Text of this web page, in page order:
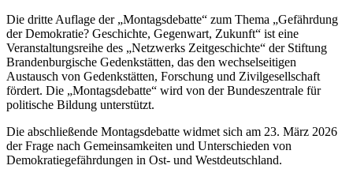
Die dritte Auflage der „Montagsdebatte“ zum Thema „Gefährdung
der Demokratie? Geschichte, Gegenwart, Zukunft“ ist eine
Veranstaltungsreihe des „Netzwerks Zeitgeschichte“ der Stiftung
Brandenburgische Gedenkstätten, das den wechselseitigen
Austausch von Gedenkstätten, Forschung und Zivilgesellschaft
fördert. Die „Montagsdebatte“ wird von der Bundeszentrale für
politische Bildung unterstützt.
Die abschließende Montagsdebatte widmet sich am 23. März 2026
der Frage nach Gemeinsamkeiten und Unterschieden von
Demokratiegefährdungen in Ost- und Westdeutschland.